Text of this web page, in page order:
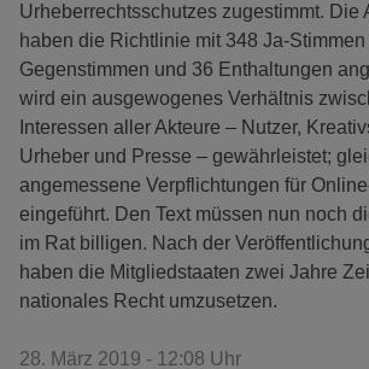
Urheberrechtsschutzes zugestimmt. Die
haben die Richtlinie mit 348 Ja-
Gegenstimmen und 36 Enthaltungen
wird ein ausgewogenes Verhältnis
Interessen aller Akteure – Nutzer,
Urheber und Presse – gewährleistet;
angemessene Verpflichtungen für
eingeführt. Den Text müssen nun noch
im Rat billigen. Nach der
haben die Mitgliedstaaten zwei Jahre
nationales Recht umzusetzen.
28. März 2019 - 12:08 Uhr